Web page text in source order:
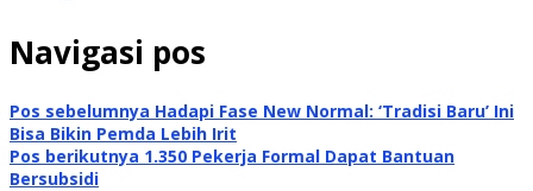
Navigasi pos
Pos sebelumnya Hadapi Fase New Normal: ‘Tradisi Baru’ Ini
Bisa Bikin Pemda Lebih Irit
Pos berikutnya 1.350 Pekerja Formal Dapat Bantuan
Bersubsidi